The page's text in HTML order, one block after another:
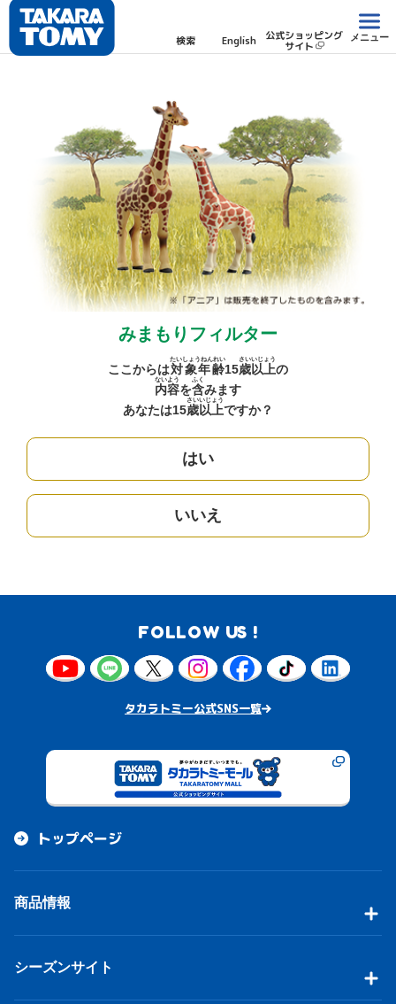
検索 English 公式ショッピング
サイト
メニュー
みまもりフィルター
ここからは対象年齢
たいしょうねんれい
15歳
さい
以上
いじょう
の
内容
ないよう
を含
ふく
みます
あなたは15歳
さい
以上
いじょう
ですか？
はい
いいえ
FOLLOW US !
タカラトミー公式SNS一覧
トップページ
商品情報
シーズンサイト